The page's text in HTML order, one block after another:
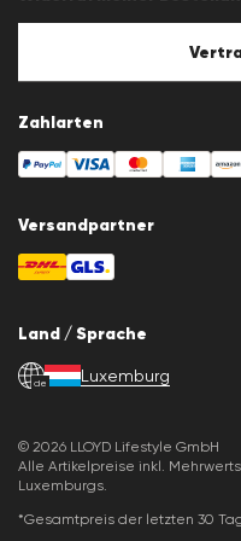
Cookie-Policy
Cookie-Einstellungen
Zahlarten
Versandpartner
Land / Sprache
de Luxemburg
© 2026 LLOYD Lifestyle GmbH
Alle Artikelpreise inkl.
Luxemburgs.
*Gesamtpreis der letzten 30